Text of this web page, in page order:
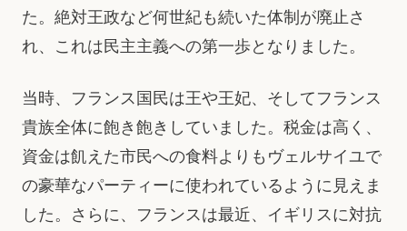
た。絶対王政など何世紀も続いた体制が廃止さ
れ、これは民主主義への第一歩となりました。
当時、フランス国民は王や王妃、そしてフランス
貴族全体に飽き飽きしていました。税金は高く、
資金は飢えた市民への食料よりもヴェルサイユで
の豪華なパーティーに使われているように見えま
した。さらに、フランスは最近、イギリスに対抗